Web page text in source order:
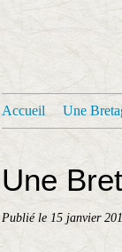
Accueil Une
Une
Publié le 15 janvier